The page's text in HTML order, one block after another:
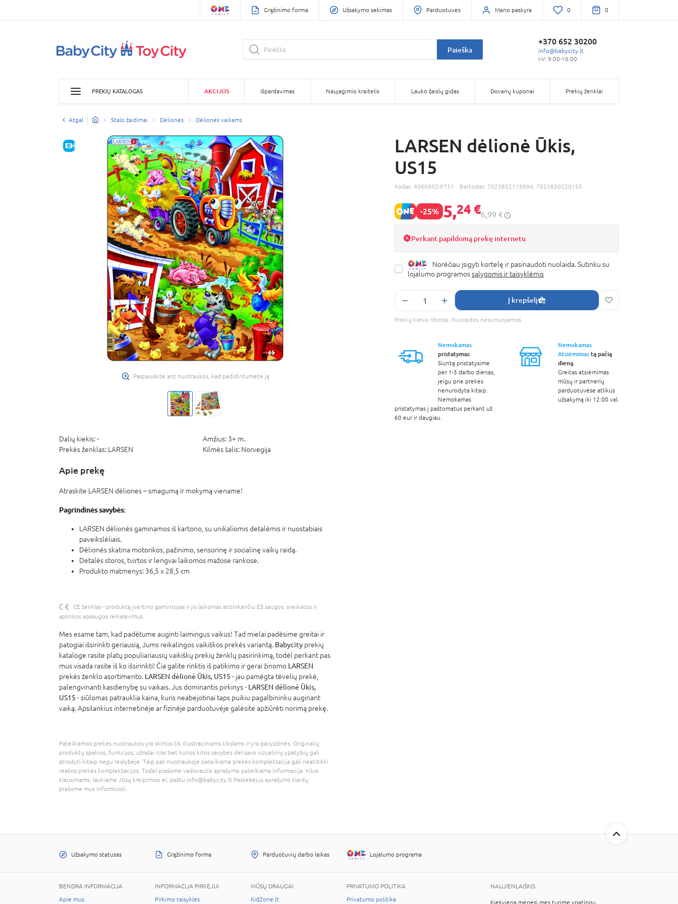
Grąžinimo forma Užsakymo sekimas Parduotuvės Mano paskyra 0 0
Paieška
+370 652 30200
info@babycity.lt
I-V: 9:00-16:00
PREKIŲ KATALOGAS AKCIJOS Išpardavimas Naujagimio kraitelis Lauko žaislų gidas Dovanų kuponai Prekių ženklai
Atgal Stalo žaidimai Dėlionės Dėlionės vaikams
E-KAINA
Paspauskite ant nuotraukos, kad padidintumėte ją
Dalių kiekis:- Amžius: 3+ m.
Prekės ženklas: LARSEN Kilmės šalis: Norvegija
Apie prekę
Atraskite LARSEN dėliones – smagumą ir mokymą viename!
Pagrindinės savybės:
LARSEN dėlionės gaminamos iš kartono, su unikaliomis detalėmis ir nuostabiais
paveikslėliais.
Dėlionės skatina motorikos, pažinimo, sensorinę ir socialinę vaikų raidą.
Detalės storos, tvirtos ir lengvai laikomos mažose rankose.
Produkto matmenys: 36,5 x 28,5 cm
CE ženklas - produktą įvertino gamintojas ir jis laikomas atitinkančiu ES saugos, sveikatos ir
aplinkos apsaugos reikalavimus.
Mes esame tam, kad padėtume auginti laimingus vaikus! Tad mielai padėsime greitai ir
patogiai išsirinkti geriausią, Jums reikalingos vaikiškos prekės variantą. Babycity prekių
kataloge rasite platų populiariausių vaikiškų prekių ženklų pasirinkimą, todėl perkant pas
mus visada rasite iš ko išsirinkti! Čia galite rinktis iš patikimo ir gerai žinomo LARSEN
prekės ženklo asortimento. LARSEN dėlionė Ūkis, US15 - jau pamėgta tėvelių prekė,
palengvinanti kasdienybę su vaikais. Jus dominantis pirkinys - LARSEN dėlionė Ūkis,
US15 - siūlomas patrauklia kaina, kuris neabejotinai taps puikiu pagalbininku auginant
vaiką. Apsilankius internetinėje ar fizinėje parduotuvėje galėsite apžiūrėti norimą prekę.
Pateikiamos prekės nuotraukos yra skirtos tik iliustraciniams tikslams ir yra pavyzdinės. Originalių
produktų spalvos, funkcijos, užrašai ir/ar bet kurios kitos savybės dėl savo vizualinių ypatybių gali
atrodyti kitaip negu realybėje. Taip pat nuotraukoje pateikiama prekės komplektacija gali neatitikti
realios prekės komplektacijos. Todėl prašome vadovautis aprašyme pateikiama informacija. Kilus
klausimams, laukiame Jūsų kreipimosi el. paštu info@babycity.lt Pastebėjus aprašymo klaidų
prašome mus informuoti.
LARSEN dėlionė Ūkis,
US15
Kodas: 4060602-0751 Barkodas: 7023852118894, 7023850220155
-25% 5,24 €6,99 €
Perkant papildomą prekę internetu
Norėčiau įsigyti kortelę ir pasinaudoti nuolaida. Sutinku su
lojalumo programossąlygomis ir taisyklėmis
Į krepšelį
Prekių kiekis ribotas. Nuolaidos nesumuojamos.
Nemokamas
pristatymas
Siuntą pristatysime
per 1-3 darbo dienas,
jeigu prie prekės
nenurodyta kitaip.
Nemokamas
pristatymas į paštomatus perkant už
60 eur ir daugiau.
Nemokamas
Atsiėmimastą pačią
dieną.
Greitas atsiėmimas
mūsų ir partnerių
parduotuvėse atlikus
užsakymą iki 12:00 val.
Užsakymo statusas Grąžinimo forma Parduotuvių darbo laikas Lojalumo programa
BENDRA INFORMACIJA
Apie mus
INFORMACIJA PIRKĖJUI
Pirkimo taisyklės
MŪSŲ DRAUGAI
KidZone.lt
PRIVATUMO POLITIKA
Privatumo politika
NAUJIENLAIŠKIS
Kiekvieną mėnesį mes turime ypatingų